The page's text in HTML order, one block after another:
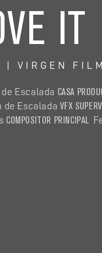
IT
| VIRGEN
Escalada CASA
de Escalada VFX
COMPOSITOR PRINCIPAL